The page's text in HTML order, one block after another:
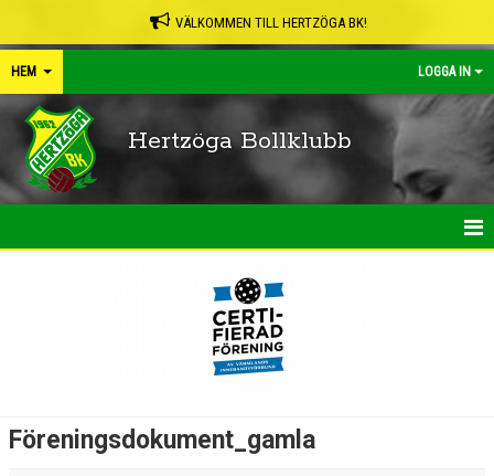
VÄLKOMMEN TILL HERTZÖGA BK!
HEM LOGGA IN
Hertzöga Bollklubb
Föreningsdokument_gamla